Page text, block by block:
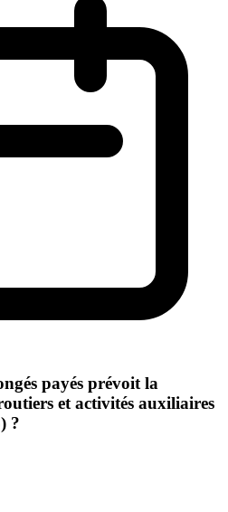
payés prévoit la
et activités auxiliaires
?